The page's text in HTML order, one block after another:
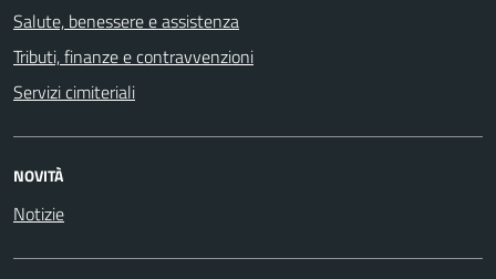
Salute, benessere e assistenza
Tributi, finanze e contravvenzioni
Servizi cimiteriali
NOVITÀ
Notizie